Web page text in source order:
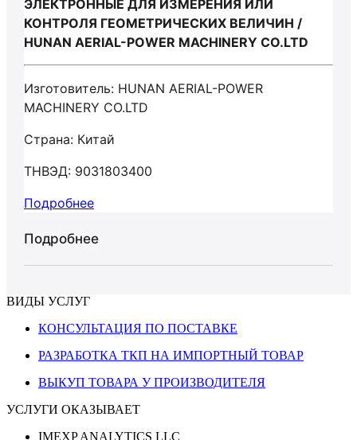
ЭЛЕКТРОННЫЕ ДЛЯ ИЗМЕРЕНИЯ ИЛИ
КОНТРОЛЯ ГЕОМЕТРИЧЕСКИХ ВЕЛИЧИН /
HUNAN AERIAL-POWER MACHINERY СО.LTD
Изготовитель: HUNAN AERIAL-POWER
MACHINERY СО.LTD
Страна: Китай
ТНВЭД: 9031803400
Подробнее
Подробнее
ВИДЫ УСЛУГ
КОНСУЛЬТАЦИЯ ПО ПОСТАВКЕ
РАЗРАБОТКА ТКП НА ИМПОРТНЫЙ ТОВАР
ВЫКУП ТОВАРА У ПРОИЗВОДИТЕЛЯ
УСЛУГИ ОКАЗЫВАЕТ
IMEXP ANALYTICS LLC